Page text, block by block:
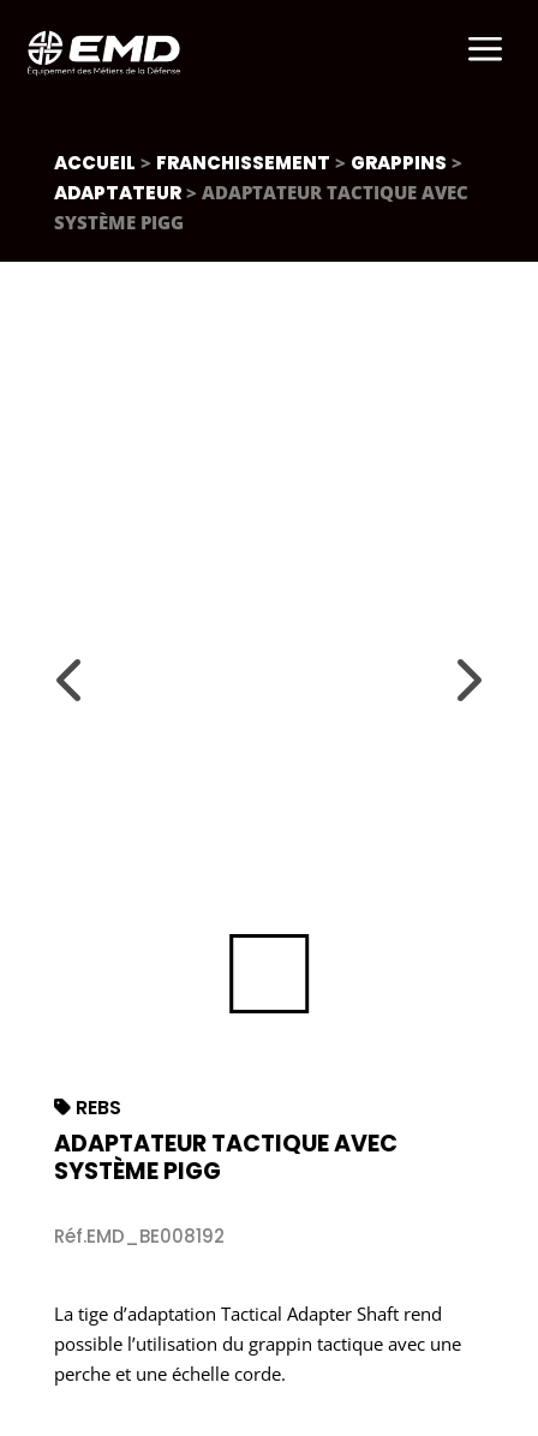
a
ACCUEIL > FRANCHISSEMENT > GRAPPINS >
ADAPTATEUR> ADAPTATEUR TACTIQUE AVEC
SYSTÈME PIGG
REBS
ADAPTATEUR TACTIQUE AVEC
SYSTÈME PIGG
Réf.EMD_BE008192
La tige d’adaptation Tactical Adapter Shaft rend
possible l’utilisation du grappin tactique avec une
perche et une échelle corde.